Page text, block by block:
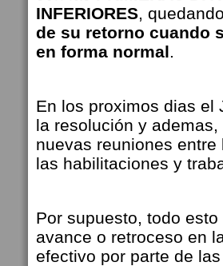
INFERIORES,
de su retorno cuando
en forma normal.
En los proximos dias el
la resolución y ademas,
nuevas reuniones
las habilitaciones y
Por supuesto, todo
avance o retroceso en
efectivo por parte de